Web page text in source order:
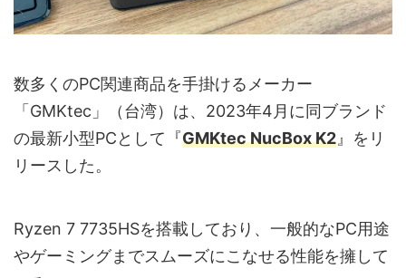
数多くのPC関連商品を手掛けるメーカー
「GMKtec」（台湾）は、2023年4月に同ブランド
の最新小型PCとして『GMKtec NucBox K2』をリ
リースした。
Ryzen 7 7735HSを搭載しており、一般的なPC用途
やゲーミングまでスムーズにこなせる性能を擁して